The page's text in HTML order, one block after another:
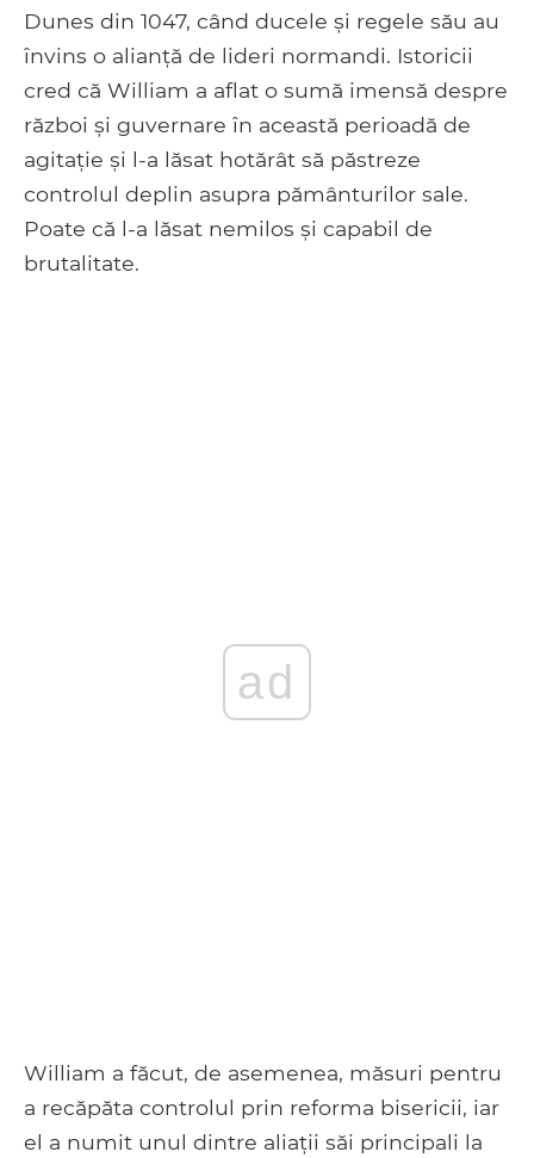
Dunes din 1047, când ducele și regele său au
învins o alianță de lideri normandi. Istoricii
cred că William a aflat o sumă imensă despre
război și guvernare în această perioadă de
agitație și l-a lăsat hotărât să păstreze
controlul deplin asupra pământurilor sale.
Poate că l-a lăsat nemilos și capabil de
brutalitate.
ad
William a făcut, de asemenea, măsuri pentru
a recăpăta controlul prin reforma bisericii, iar
el a numit unul dintre aliații săi principali la